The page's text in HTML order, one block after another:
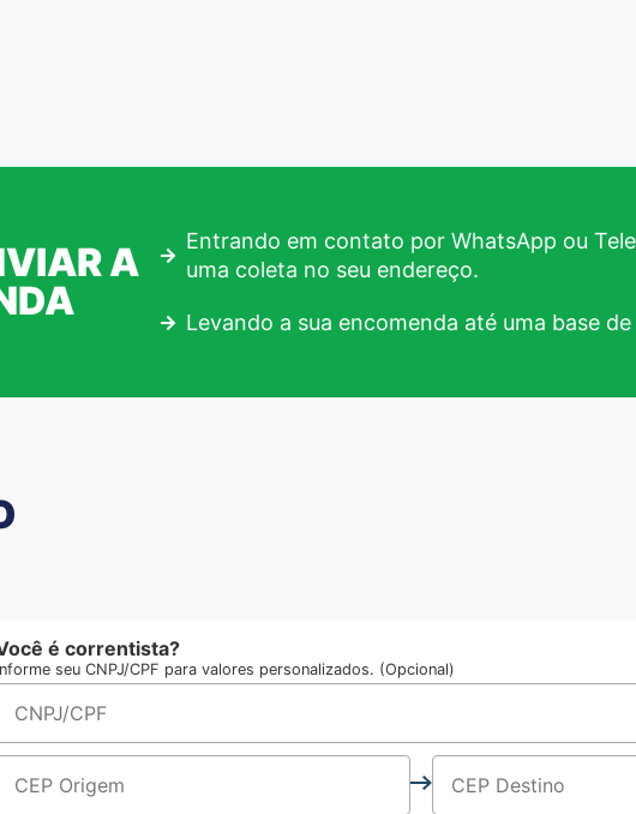
A
Entrando em contato por WhatsApp ou
uma coleta no seu endereço.
Levando a sua encomenda até uma base
é correntista?
seu CNPJ/CPF para valores personalizados. (Opcional)